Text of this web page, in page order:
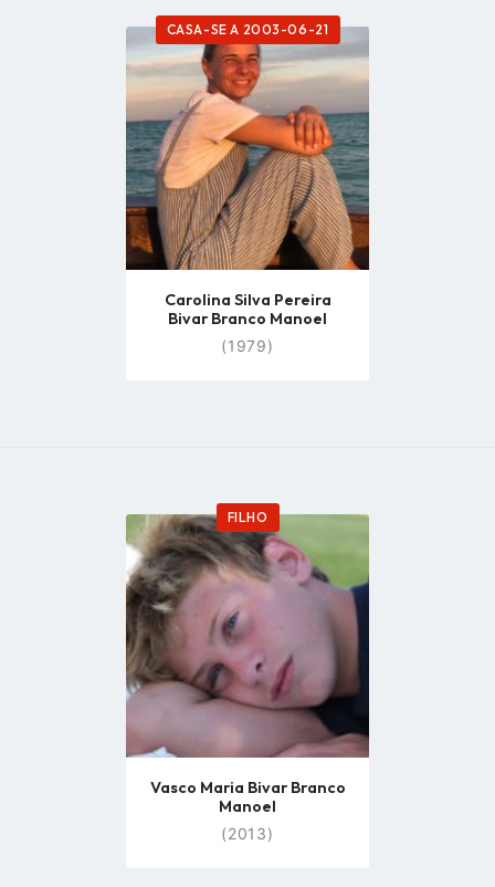
CASA-SE A 2003-06-21
Go
to
profile
page
Carolina Silva Pereira
Bivar Branco Manoel
(1979)
FILHO
Go
to
profile
page
Vasco Maria Bivar Branco
Manoel
(2013)